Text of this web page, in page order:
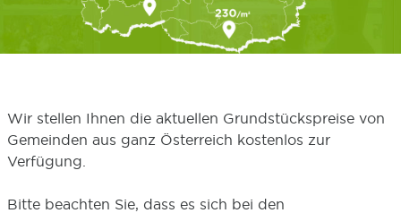
Wir stellen Ihnen die aktuellen Grundstückspreise von
Gemeinden aus ganz Österreich kostenlos zur
Verfügung.
Bitte beachten Sie, dass es sich bei den